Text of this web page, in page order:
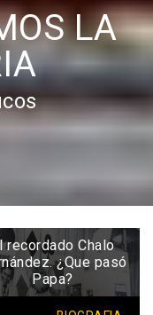
LA
recordado Chalo
¿Que pasó
Papa?